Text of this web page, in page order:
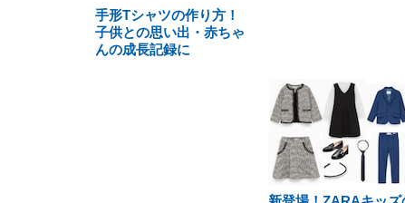
手形Tシャツの作り方！
子供との思い出・赤ちゃ
んの成長記録に